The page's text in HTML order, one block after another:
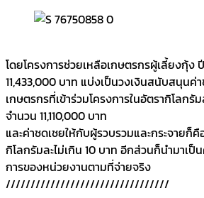
โดยโครงการช่วยเหลือเกษตรกรผู้เลี้ยงกุ้ง
11,433,000 บาท แบ่งเป็นวงเงินสนับสนุนค่
เกษตรกรที่เข้าร่วมโครงการในอัตรากิโลกรั
จำนวน 11,110,000 บาท
และค่าชดเชยให้กับผู้รวบรวมและกระจายก็
กิโลกรัมละไม่เกิน 10 บาท อีกส่วนก็นำมาเป็
การของหน่วยงานตามที่จ่ายจริง
/////////////////////////////////